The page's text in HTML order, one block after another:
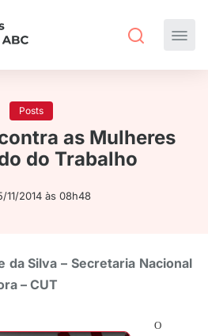
Posts
as Mulheres
do Trabalho
11/2014 às 08h48
da Silva – Secretaria Nacional
– CUT
O